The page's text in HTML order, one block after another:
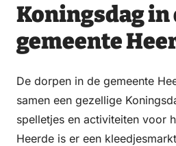
Koningsdag in
gemeente
De dorpen in de gemeente
samen een gezellige
spelletjes en activiteiten voor
Heerde is er een